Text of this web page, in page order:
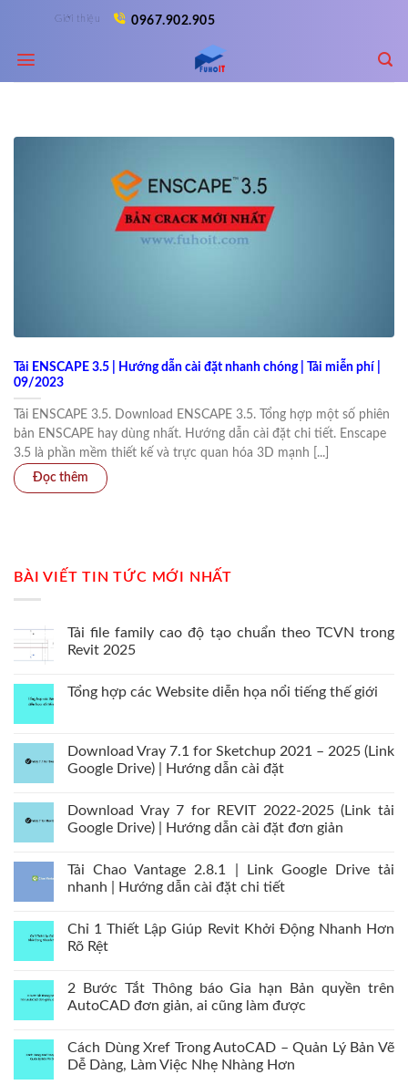
content
Giới thiệu 0967.902.905
Tải ENSCAPE 3.5 | Hướng dẫn cài đặt nhanh chóng | Tải miễn phí |
09/2023
Tải ENSCAPE 3.5. Download ENSCAPE 3.5. Tổng hợp một số phiên
bản ENSCAPE hay dùng nhất. Hướng dẫn cài đặt chi tiết. Enscape
3.5 là phần mềm thiết kế và trực quan hóa 3D mạnh [...]
BÀI VIẾT TIN TỨC MỚI NHẤT
Tải file family cao độ tạo chuẩn theo TCVN trong
Revit 2025
Tổng hợp các Website diễn họa nổi tiếng thế giới
Download Vray 7.1 for Sketchup 2021 – 2025 (Link
Google Drive) | Hướng dẫn cài đặt
Download Vray 7 for REVIT 2022-2025 (Link tải
Google Drive) | Hướng dẫn cài đặt đơn giản
Tải Chao Vantage 2.8.1 | Link Google Drive tải
nhanh | Hướng dẫn cài đặt chi tiết
Chỉ 1 Thiết Lập Giúp Revit Khởi Động Nhanh Hơn
Rõ Rệt
2 Bước Tắt Thông báo Gia hạn Bản quyền trên
AutoCAD đơn giản, ai cũng làm được
Cách Dùng Xref Trong AutoCAD – Quản Lý Bản Vẽ
Dễ Dàng, Làm Việc Nhẹ Nhàng Hơn